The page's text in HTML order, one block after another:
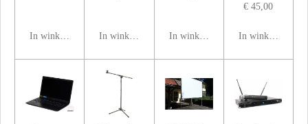
In winkelwagen In winkelwagen In winkelwagen
€ 45,00
In winkelwagen